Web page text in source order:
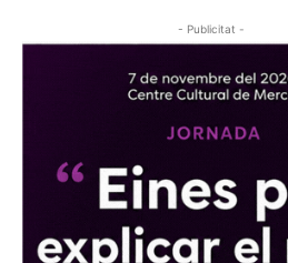
- Publicitat -